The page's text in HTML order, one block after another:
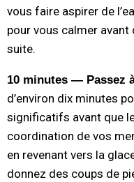
vous faire aspirer de
pour vous calmer avant
suite.
10 minutes — Passez
d’environ dix minutes
significatifs avant que
coordination de vos
en revenant vers la
donnez des coups de